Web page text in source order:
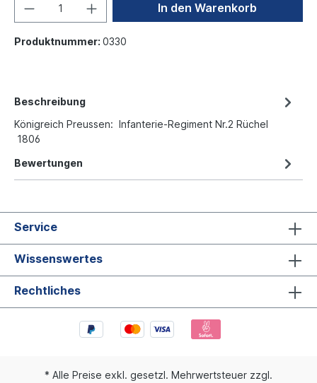
In den Warenkorb
Produktnummer: 0330
Beschreibung
Königreich Preussen: Infanterie-Regiment Nr.2 Rüchel
1806
Bewertungen
Service
Wissenswertes
Rechtliches
* Alle Preise exkl. gesetzl. Mehrwertsteuer zzgl.